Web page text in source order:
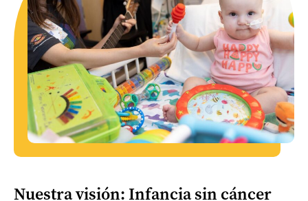
Nuestra visión: Infancia sin cáncer